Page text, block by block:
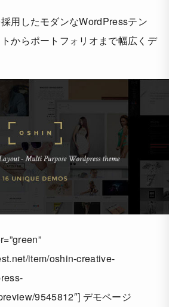
用したモダンなWordPressテン
からポートフォリオまで幅広くデ
item/oshin-creative-
9545812″] デモページ